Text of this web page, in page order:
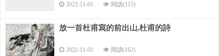
入門聞號啕，幼子饑已卒。
吾寧舍一哀，里巷亦嗚咽。
2022-11-01 閱讀(115)
放一首杜甫寫的前出山,杜甫的詩
2022-11-02 閱讀(162)